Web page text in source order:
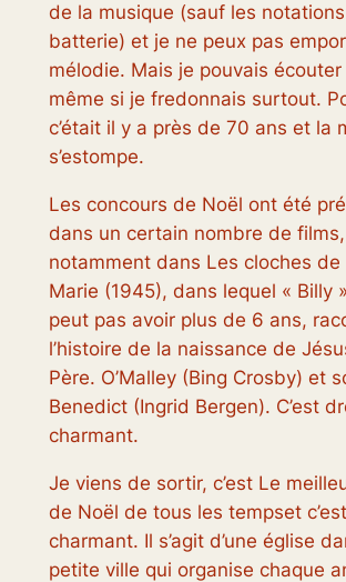
de la musique (sauf les
batterie) et je ne peux pas
mélodie. Mais je pouvais
même si je fredonnais surtout.
c’était il y a près de 70 ans et la
s’estompe.
Les concours de Noël ont été
dans un certain nombre de films,
notamment dans Les cloches
Marie (1945), dans lequel « Billy
peut pas avoir plus de 6 ans,
l’histoire de la naissance de
Père. O’Malley (Bing Crosby) et
Benedict (Ingrid Bergen). C’est
charmant.
Je viens de sortir, c’est Le
de Noël de tous les tempset
charmant. Il s’agit d’une église
petite ville qui organise chaque